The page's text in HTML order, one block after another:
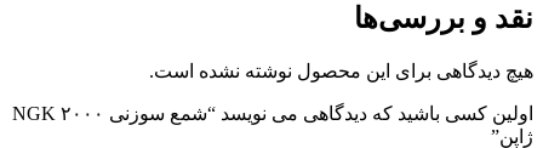
نقد و بررسی‌ها
هیچ دیدگاهی برای این محصول نوشته نشده است.
اولین کسی باشید که دیدگاهی می نویسد “شمع سوزنی ۲۰۰۰ NGK
ژاپن”